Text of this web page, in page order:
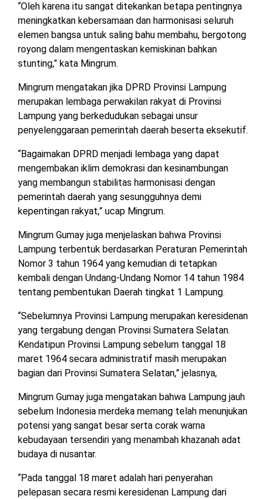
DPRD
TULANG
BAWANG
WAYKANAN
INFO
PERIKLANAN
KEBIJAKAN
PRIVASI
SOSIAL
MEDIA
PEDOMAN
MEDIA
SIBER
REDAKSI
TENTANG
KAMI
“Oleh karena itu sangat ditekankan betapa pentingnya
meningkatkan kebersamaan dan harmonisasi seluruh
elemen bangsa untuk saling bahu membahu, bergotong
royong dalam mengentaskan kemiskinan bahkan
stunting,” kata Mingrum.
Mingrum mengatakan jika DPRD Provinsi Lampung
merupakan lembaga perwakilan rakyat di Provinsi
Lampung yang berkedudukan sebagai unsur
penyelenggaraan pemerintah daerah beserta eksekutif.
“Bagaimakan DPRD menjadi lembaga yang dapat
mengembakan iklim demokrasi dan kesinambungan
yang membangun stabilitas harmonisasi dengan
pemerintah daerah yang sesungguhnya demi
kepentingan rakyat,” ucap Mingrum.
Mingrum Gumay juga menjelaskan bahwa Provinsi
Lampung terbentuk berdasarkan Peraturan Pemerintah
Nomor 3 tahun 1964 yang kemudian di tetapkan
kembali dengan Undang-Undang Nomor 14 tahun 1984
tentang pembentukan Daerah tingkat 1 Lampung.
“Sebelumnya Provinsi Lampung merupakan keresidenan
yang tergabung dengan Provinsi Sumatera Selatan.
Kendatipun Provinsi Lampung sebelum tanggal 18
maret 1964 secara administratif masih merupakan
bagian dari Provinsi Sumatera Selatan,” jelasnya,
Mingrum Gumay juga mengatakan bahwa Lampung jauh
sebelum Indonesia merdeka memang telah menunjukan
potensi yang sangat besar serta corak warna
kebudayaan tersendiri yang menambah khazanah adat
budaya di nusantar.
“Pada tanggal 18 maret adalah hari penyerahan
pelepasan secara resmi keresidenan Lampung dari